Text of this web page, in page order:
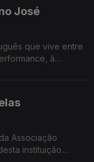
José
que vive entre
à
Associação
instituição.